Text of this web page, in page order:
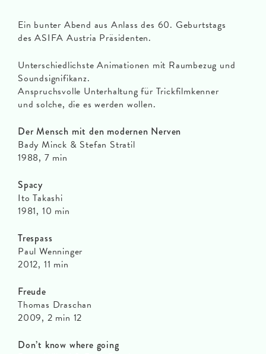
Ein bunter Abend aus Anlass des 60. Geburtstags
des ASIFA Austria Präsidenten.
Unterschiedlichste Animationen mit Raumbezug und
Soundsignifikanz.
Anspruchsvolle Unterhaltung für Trickfilmkenner
und solche, die es werden wollen.
Der Mensch mit den modernen Nerven
Bady Minck & Stefan Stratil
1988, 7 min
Spacy
Ito Takashi
1981, 10 min
Trespass
Paul Wenninger
2012, 11 min
Freude
Thomas Draschan
2009, 2 min 12
Don’t know where going